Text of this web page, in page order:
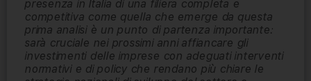
presenza in Italia di una filiera completa e
competitiva come quella che emerge da questa
prima analisi è un punto di partenza importante:
sarà cruciale nei prossimi anni affiancare gli
investimenti delle imprese con adeguati interventi
normativi e di policy che rendano più chiare le